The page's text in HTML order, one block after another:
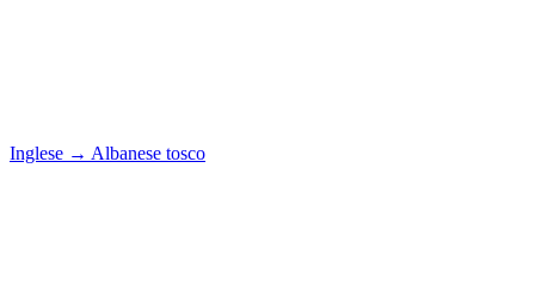
Inglese → Albanese tosco